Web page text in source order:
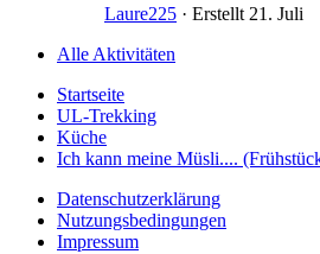
Laure225 · Erstellt 21. Juli
Alle Aktivitäten
Startseite
UL-Trekking
Küche
Ich kann meine Müsli....
Datenschutzerklärung
Nutzungsbedingungen
Impressum